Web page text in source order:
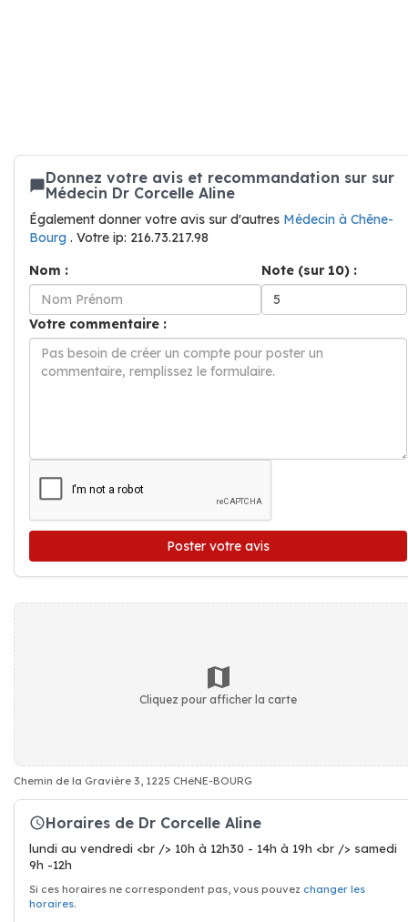
Donnez votre avis et recommandation sur sur
Médecin Dr Corcelle Aline
Également donner votre avis sur d'autres Médecin à Chêne-
Bourg . Votre ip: 216.73.217.98
Nom :
Note (sur 10) :
Votre commentaire :
Poster votre avis
Cliquez pour afficher la carte
Chemin de la Gravière 3, 1225 CHêNE-BOURG
Horaires de Dr Corcelle Aline
lundi au vendredi <br /> 10h à 12h30 - 14h à 19h <br /> samedi
9h -12h
Si ces horaires ne correspondent pas, vous pouvez changer les
horaires.